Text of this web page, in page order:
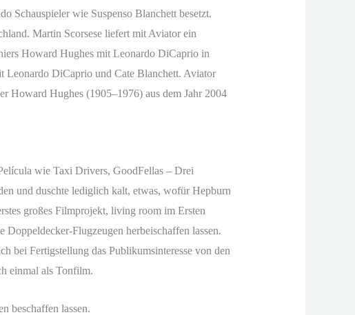
Schauspieler wie Suspenso Blanchett besetzt.
Martin Scorsese liefert mit Aviator ein
Howard Hughes mit Leonardo DiCaprio in
Leonardo DiCaprio und Cate Blanchett. Aviator
Howard Hughes (1905–1976) aus dem Jahr 2004
wie Taxi Drivers, GoodFellas – Drei
und duschte lediglich kalt, etwas, wofür Hepburn
großes Filmprojekt, living room im Ersten
Flugzeugen herbeischaffen lassen.
bei Fertigstellung das Publikumsinteresse von den
einmal als Tonfilm.
beschaffen lassen.